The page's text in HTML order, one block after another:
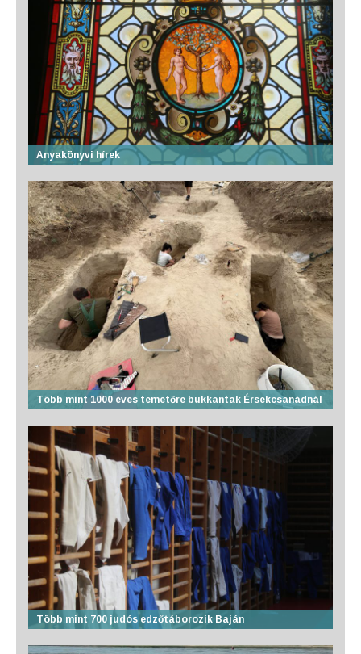
Anyakönyvi hírek
Több mint 1000 éves temetőre bukkantak Érsekcsanádnál
Több mint 700 judós edzőtáborozik Baján